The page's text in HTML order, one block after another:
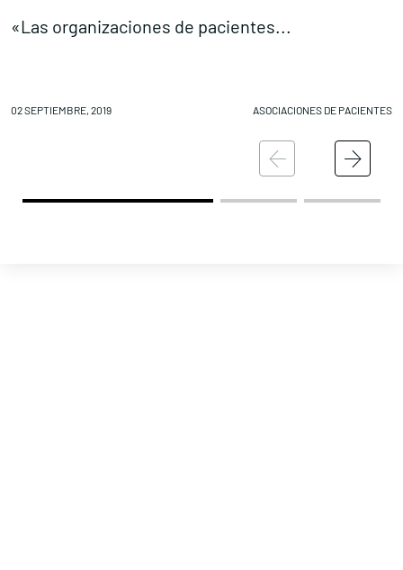
«Las organizaciones de pacientes...
02 SEPTIEMBRE, 2019 ASOCIACIONES DE PACIENTES